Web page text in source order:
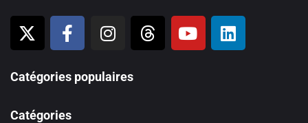
Catégories populaires
Catégories